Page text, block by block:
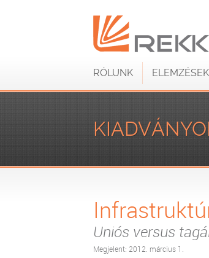
RÓLUNK ELEMZÉSEK
Uniós versus
Megjelent: 2012. március 1.